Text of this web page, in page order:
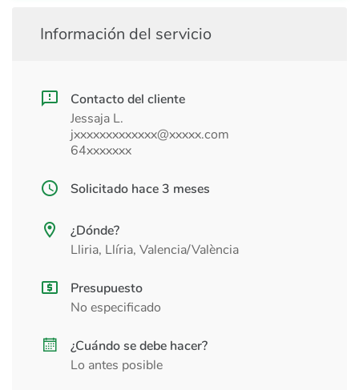
Información del servicio
Contacto del cliente
Jessaja L.
jxxxxxxxxxxxxx@xxxxx.com
64xxxxxxx
Solicitado hace 3 meses
¿Dónde?
Lliria, Llíria, Valencia/València
Presupuesto
No especificado
¿Cuándo se debe hacer?
Lo antes posible